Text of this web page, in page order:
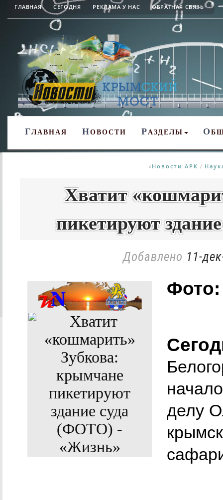
ГЛАВНАЯ СЕГОДНЯ РЕКЛАМА У НАС ОБРАТНАЯ СВЯЗЬ
ГЛАВНАЯ НОВОСТИ РАЗДЕЛЫ О
« Новости АРК /
Хватит
пикетируют
Добавлено 11-
делу